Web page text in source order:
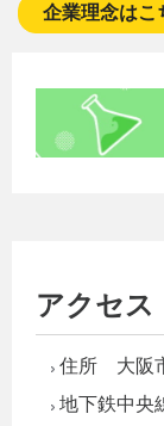
企業理念はこ
アクセス
住所 大阪
地下鉄中央